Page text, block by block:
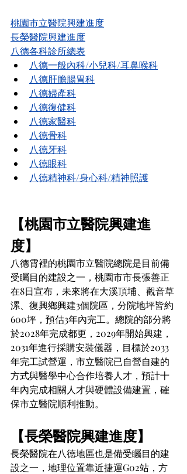
桃園市立醫院興建進度
長榮醫院興建進度
八德各科診所總表
八德一般內科/小兒科/耳鼻喉科
八德肝膽腸胃科
八德婦產科
八德復健科
八德家醫科
八德骨科
八德牙科
八德眼科
八德精神科/身心科/精神照護
【桃園市立醫院興建進
度】
八德霄裡的桃園市立醫院總院是目前備
受矚目的建設之一，桃園市市長張善正
在8日宣布，未來將在大溪頂埔、觀音草
漯、復興鄉興建3個院區，分院地坪皆約
600坪，預估3年內完工。總院的部分將
於2028年完成都更，2029年開始興建，
2031年進行採購安裝儀器，目標於2033
年完工試營運，市立醫院已自營自建的
方式與醫學中心合作培養人才，預計十
年內完成相關人才與硬體設備建置，確
保市立醫院順利推動。
【長榮醫院興建進度】
長榮醫院在八德地區也是備受矚目的建
設之一，地理位置靠近捷運G02站，方